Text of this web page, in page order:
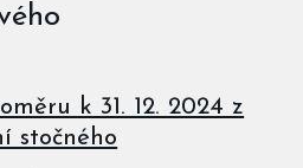
k 31. 12. 2024 z
stočného